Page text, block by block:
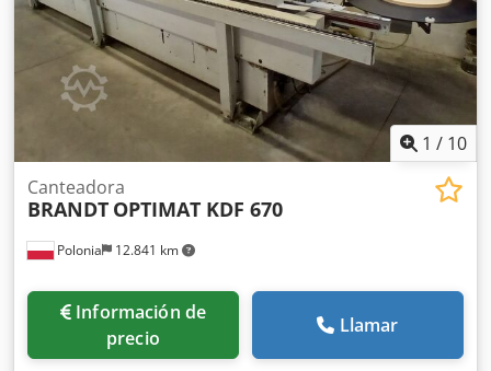
1 / 10
Polonia 12.841 km
Canteadora
BRANDT OPTIMAT KDF 670
Información de
precio
Llamar